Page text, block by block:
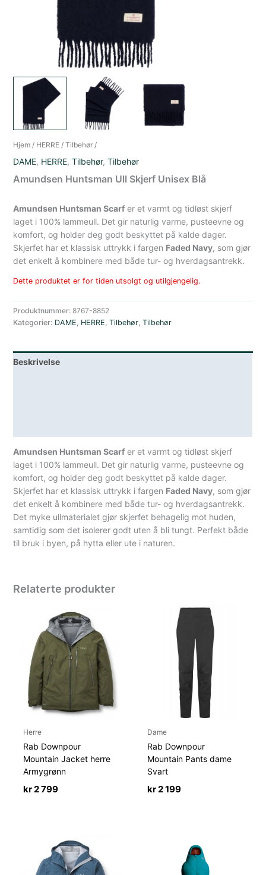
Hjem / HERRE /Tilbehør /
DAME, HERRE,Tilbehør,Tilbehør
Amundsen Huntsman Ull Skjerf Unisex Blå
Amundsen Huntsman Scarf er et varmt og tidløst skjerf
laget i 100% lammeull. Det gir naturlig varme, pusteevne og
komfort, og holder deg godt beskyttet på kalde dager.
Skjerfet har et klassisk uttrykk i fargen Faded Navy, som gjør
det enkelt å kombinere med både tur- og hverdagsantrekk.
Dette produktet er for tiden utsolgt og utilgjengelig.
Produktnummer:8767-8852
Kategorier: DAME, HERRE,Tilbehør,Tilbehør
Beskrivelse
Amundsen Huntsman Scarf er et varmt og tidløst skjerf
laget i 100% lammeull. Det gir naturlig varme, pusteevne og
komfort, og holder deg godt beskyttet på kalde dager.
Skjerfet har et klassisk uttrykk i fargen Faded Navy, som gjør
det enkelt å kombinere med både tur- og hverdagsantrekk.
Det myke ullmaterialet gjør skjerfet behagelig mot huden,
samtidig som det isolerer godt uten å bli tungt. Perfekt både
til bruk i byen, på hytta eller ute i naturen.
Relaterte produkter
Herre
Rab Downpour
Mountain Jacket herre
Armygrønn
kr2 799
Dame
Rab Downpour
Mountain Pants dame
Svart
kr2 199